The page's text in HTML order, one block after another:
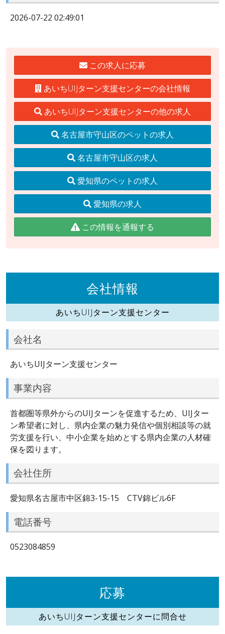
2026-07-22 02:49:01
この求人に応募
あいちUIJターン支援センターの会社情報
あいちUIJターン支援センターの他の求人
名古屋市守山区のペットの求人
名古屋市守山区の求人
愛知県のペットの求人
愛知県の求人
この情報を通報する
会社情報
あいちUIJターン支援センター
会社名
あいちUIJターン支援センター
事業内容
首都圏等県外からのUIJターンを促進するため、UIJター
ン希望者に対し、県内企業の魅力発信や個別相談等の就
労支援を行い、中小企業を始めとする県内企業の人材確
保を図ります。
会社住所
愛知県名古屋市中区錦3-15-15 CTV錦ビル6F
電話番号
0523084859
応募
あいちUIJターン支援センターに問合せ